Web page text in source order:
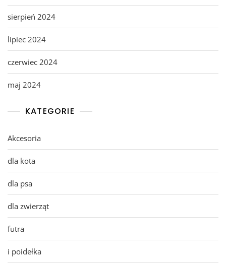
sierpień 2024
lipiec 2024
czerwiec 2024
maj 2024
KATEGORIE
Akcesoria
dla kota
dla psa
dla zwierząt
futra
i poidełka